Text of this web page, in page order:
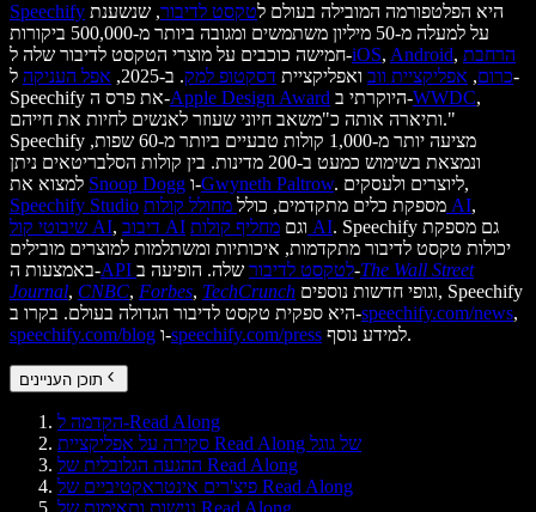
Speechify
היא הפלטפורמה המובילה בעולם לטקסט לדיבור, שנשענת
על למעלה מ-50 מיליון משתמשים ומגובה ביותר מ-500,000 ביקורות
חמישה כוכבים על מוצרי הטקסט לדיבור שלה ל-iOS, Android, הרחבת
כרום, אפליקציית ווב ואפליקציית דסקטופ למק. ב-2025, אפל העניקה ל-
Speechify את פרס ה-Apple Design Award היוקרתי ב-WWDC,
ותיארה אותה כ"משאב חיוני שעוזר לאנשים לחיות את חייהם."
Speechify מציעה יותר מ-1,000 קולות טבעיים ביותר מ-60 שפות,
ונמצאת בשימוש כמעט ב-200 מדינות. בין קולות הסלבריטאים ניתן
Snoop Dogg ו-Gwyneth Paltrow
. ליוצרים ולעסקים,
Speechify Studio
מספקת כלים מתקדמים, כולל מחולל קולות AI,
שיבוטי קול AI, דיבוב AI וגם מחליף קולות AI. Speechify גם מספקת
יכולות טקסט לדיבור מתקדמות, איכותיות ומשתלמות למוצרים מובילים
באמצעות ה-
API לטקסט לדיבורשלה. הופיעה ב-The Wall Street
Journal, CNBC, Forbes, TechCrunch
היא ספקית טקסט לדיבור הגדולה בעולם. בקרו ב-speechify.com/news,
speechify.com/blog ו-speechify.com/press למידע נוסף.
תוכן העניינים
הקדמה ל-Read Along
סקירה על אפליקציית Read Along של גוגל
ההגעה הגלובלית של Read Along
פיצ'רים אינטראקטיביים של Read Along
נגישות ותאימות של Read Along